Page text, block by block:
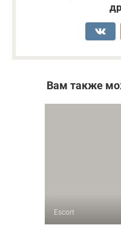
Вам также
Escort